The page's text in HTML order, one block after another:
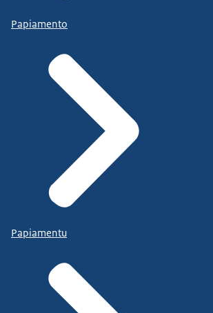
Papiamento
Papiamentu